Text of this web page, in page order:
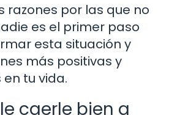
razones por las que no
es el primer paso
esta situación y
más positivas y
tu vida.
caerle bien a